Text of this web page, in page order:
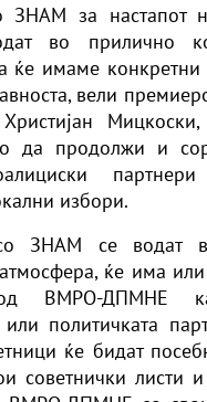
ЗНАМ за настапот
во прилично
ќе имаме конкретни
вели
Мицкоски,
да продолжи и
избори.
со ЗНАМ се водат
ќе има
ВМРО-ДПМНЕ
или политичката
ќе бидат
советнички листи